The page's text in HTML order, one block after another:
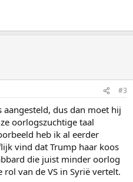
#3
dus dan moet hij
oorlogszuchtige taal
heb ik al eerder
vind dat Trump haar koos
die juist minder oorlog
van de VS in Syrië vertelt.